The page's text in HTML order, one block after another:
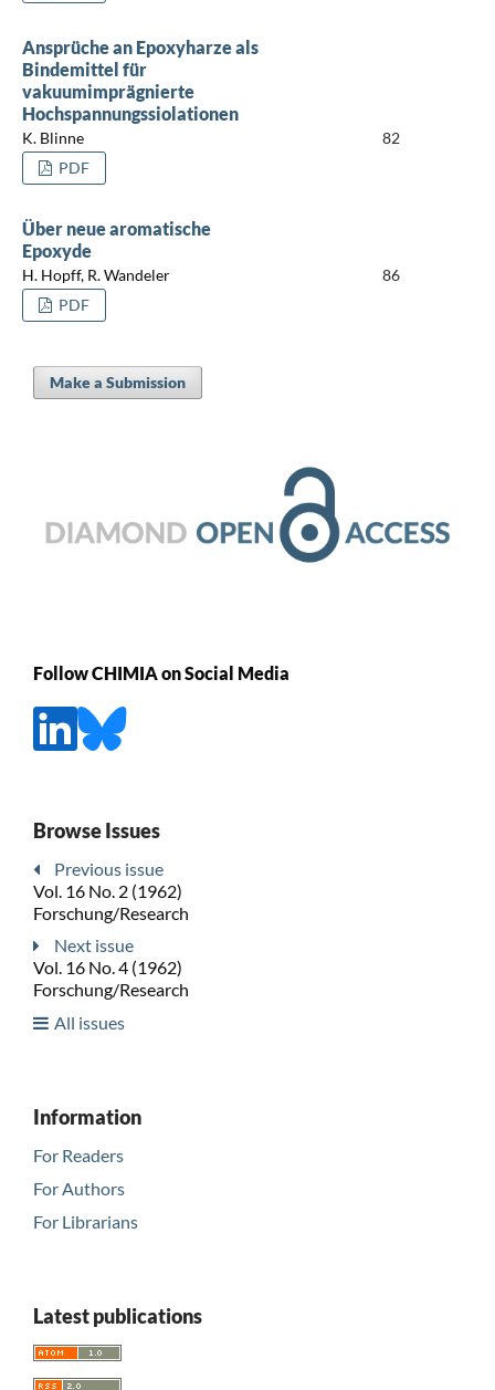
Ansprüche an Epoxyharze als
Bindemittel für
vakuumimprägnierte
Hochspannungssiolationen
K. Blinne
82
PDF
Über neue aromatische
Epoxyde
H. Hopff, R. Wandeler
86
PDF
Make a Submission
Follow CHIMIA on Social Media
Browse Issues
Previous issue
Vol. 16 No. 2 (1962)
Forschung/Research
Next issue
Vol. 16 No. 4 (1962)
Forschung/Research
All issues
Information
For Readers
For Authors
For Librarians
Latest publications